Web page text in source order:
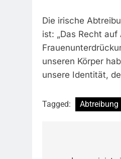
Die irische
ist: „Das Recht
unseren Körper
unsere Identität,
Tagged: Abtreibung